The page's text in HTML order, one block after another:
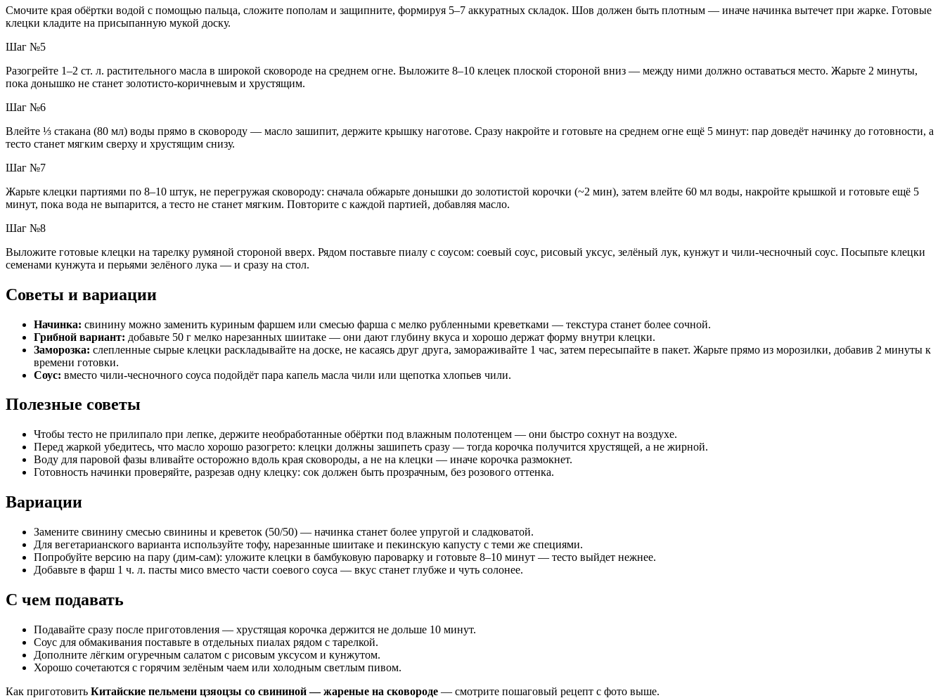
Смочите края обёртки водой с помощью пальца, сложите пополам и защипните, формируя 5–7 аккуратных складок. Шов должен быть плотным — иначе начинка вытечет при жарке. Готовые
клецки кладите на присыпанную мукой доску.
Шаг №5
Разогрейте 1–2 ст. л. растительного масла в широкой сковороде на среднем огне. Выложите 8–10 клецек плоской стороной вниз — между ними должно оставаться место. Жарьте 2 минуты,
пока донышко не станет золотисто-коричневым и хрустящим.
Шаг №6
Влейте ⅓ стакана (80 мл) воды прямо в сковороду — масло зашипит, держите крышку наготове. Сразу накройте и готовьте на среднем огне ещё 5 минут: пар доведёт начинку до готовности, а
тесто станет мягким сверху и хрустящим снизу.
Шаг №7
Жарьте клецки партиями по 8–10 штук, не перегружая сковороду: сначала обжарьте донышки до золотистой корочки (~2 мин), затем влейте 60 мл воды, накройте крышкой и готовьте ещё 5
минут, пока вода не выпарится, а тесто не станет мягким. Повторите с каждой партией, добавляя масло.
Шаг №8
Выложите готовые клецки на тарелку румяной стороной вверх. Рядом поставьте пиалу с соусом: соевый соус, рисовый уксус, зелёный лук, кунжут и чили-чесночный соус. Посыпьте клецки
семенами кунжута и перьями зелёного лука — и сразу на стол.
Советы и вариации
Начинка: свинину можно заменить куриным фаршем или смесью фарша с мелко рубленными креветками — текстура станет более сочной.
Грибной вариант: добавьте 50 г мелко нарезанных шиитаке — они дают глубину вкуса и хорошо держат форму внутри клецки.
Заморозка: слепленные сырые клецки раскладывайте на доске, не касаясь друг друга, замораживайте 1 час, затем пересыпайте в пакет. Жарьте прямо из морозилки, добавив 2 минуты к
времени готовки.
Соус: вместо чили-чесночного соуса подойдёт пара капель масла чили или щепотка хлопьев чили.
Полезные советы
Чтобы тесто не прилипало при лепке, держите необработанные обёртки под влажным полотенцем — они быстро сохнут на воздухе.
Перед жаркой убедитесь, что масло хорошо разогрето: клецки должны зашипеть сразу — тогда корочка получится хрустящей, а не жирной.
Воду для паровой фазы вливайте осторожно вдоль края сковороды, а не на клецки — иначе корочка размокнет.
Готовность начинки проверяйте, разрезав одну клецку: сок должен быть прозрачным, без розового оттенка.
Вариации
Замените свинину смесью свинины и креветок (50/50) — начинка станет более упругой и сладковатой.
Для вегетарианского варианта используйте тофу, нарезанные шиитаке и пекинскую капусту с теми же специями.
Попробуйте версию на пару (дим-сам): уложите клецки в бамбуковую пароварку и готовьте 8–10 минут — тесто выйдет нежнее.
Добавьте в фарш 1 ч. л. пасты мисо вместо части соевого соуса — вкус станет глубже и чуть солонее.
С чем подавать
Подавайте сразу после приготовления — хрустящая корочка держится не дольше 10 минут.
Соус для обмакивания поставьте в отдельных пиалах рядом с тарелкой.
Дополните лёгким огуречным салатом с рисовым уксусом и кунжутом.
Хорошо сочетаются с горячим зелёным чаем или холодным светлым пивом.
Как приготовить Китайские пельмени цзяоцзы со свининой — жареные на сковороде — смотрите пошаговый рецепт с фото выше.